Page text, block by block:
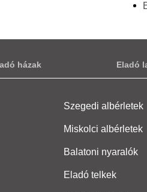
házak Eladó
Szegedi albérletek
Miskolci albérletek
Balatoni nyaralók
Eladó telkek